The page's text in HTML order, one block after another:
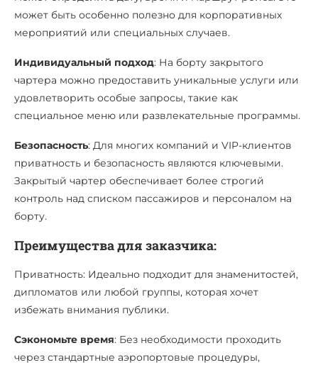
может быть особенно полезно для корпоративных
мероприятий или специальных случаев.
Индивидуальный подход: На борту закрытого
чартера можно предоставить уникальные услуги или
удовлетворить особые запросы, такие как
специальное меню или развлекательные программы.
Безопасность: Для многих компаний и VIP-клиентов
приватность и безопасность являются ключевыми.
Закрытый чартер обеспечивает более строгий
контроль над списком пассажиров и персоналом на
борту.
Преимущества для заказчика:
Приватность: Идеально подходит для знаменитостей,
дипломатов или любой группы, которая хочет
избежать внимания публики.
Сэкономьте время: Без необходимости проходить
через стандартные аэропортовые процедуры,